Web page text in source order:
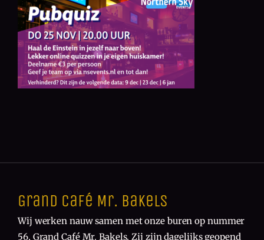
Grand Café Mr. Bakels
Wij werken nauw samen met onze buren op nummer
56, Grand Café Mr. Bakels. Zij zijn dagelijks geopend